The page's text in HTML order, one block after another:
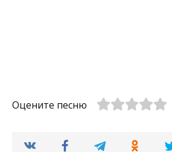
Оцените песню